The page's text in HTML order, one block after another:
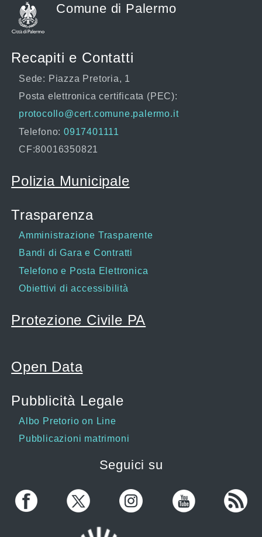
Comune di Palermo
Recapiti e Contatti
Sede: Piazza Pretoria, 1
Posta elettronica certificata (PEC):
protocollo@cert.comune.palermo.it
Telefono: 0917401111
CF:80016350821
Polizia Municipale
Trasparenza
Amministrazione Trasparente
Bandi di Gara e Contratti
Telefono e Posta Elettronica
Obiettivi di accessibilità
Protezione Civile PA
Open Data
Pubblicità Legale
Albo Pretorio on Line
Pubblicazioni matrimoni
Seguici su